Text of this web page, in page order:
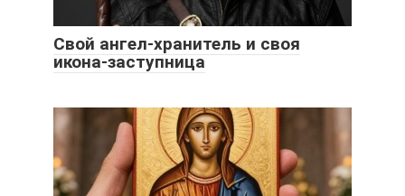
Свой ангел-хранитель и своя
икона-заступница